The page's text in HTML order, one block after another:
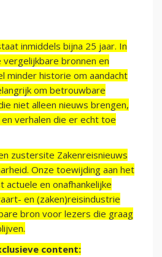
inmiddels bijna 25 jaar. In
bronnen en
minder historie om aandacht
om betrouwbare
niet alleen nieuws brengen,
verhalen die er echt toe
zustersite Zakenreisnieuws
Onze toewijding aan het
actuele en onafhankelijke
en (zaken)reisindustrie
bron voor lezers die graag
content: